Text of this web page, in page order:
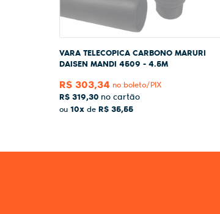
VARA TELECOPICA CARBONO MARURI
DAISEN MANDI 4509 - 4.5M
R$ 319,30
R$ 303,34 no boleto/PIX
ou 10x de R$ 35,55